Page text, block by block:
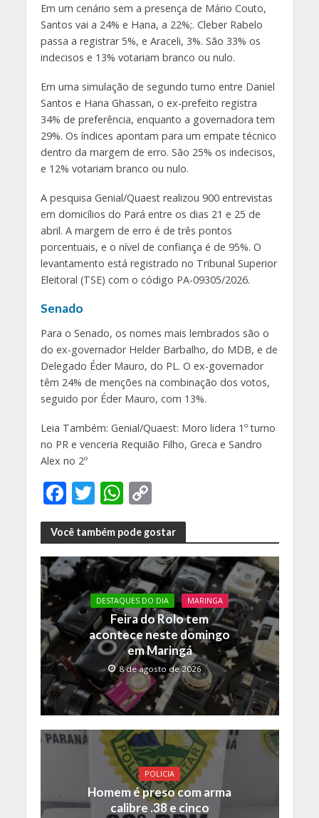
Em um cenário sem a presença de Mário Couto,
Santos vai a 24% e Hana, a 22%;. Cleber Rabelo
passa a registrar 5%, e Araceli, 3%. São 33% os
indecisos e 13% votariam branco ou nulo.
Em uma simulação de segundo turno entre Daniel
Santos e Hana Ghassan, o ex-prefeito registra
34% de preferência, enquanto a governadora tem
29%. Os índices apontam para um empate técnico
dentro da margem de erro. São 25% os indecisos,
e 12% votariam branco ou nulo.
A pesquisa Genial/Quaest realizou 900 entrevistas
em domicílios do Pará entre os dias 21 e 25 de
abril. A margem de erro é de três pontos
porcentuais, e o nível de confiança é de 95%. O
levantamento está registrado no Tribunal Superior
Eleitoral (TSE) com o código PA-09305/2026.
Senado
Para o Senado, os nomes mais lembrados são o
do ex-governador Helder Barbalho, do MDB, e de
Delegado Éder Mauro, do PL. O ex-governador
têm 24% de menções na combinação dos votos,
seguido por Éder Mauro, com 13%.
Leia Também: Genial/Quaest: Moro lidera 1º turno
no PR e venceria Requião Filho, Greca e Sandro
Alex no 2º
F
ac
e
b
o
o
k
T
w
itt
er
W
h
at
s
A
p
p
C
o
p
y
Li
n
k
Você também pode gostar
DESTAQUES DO DIA MARINGA
Feira do Rolo tem
acontece neste domingo
em Maringá
8 de agosto de 2026
POLICIA
Homem é preso com arma
calibre .38 e cinco